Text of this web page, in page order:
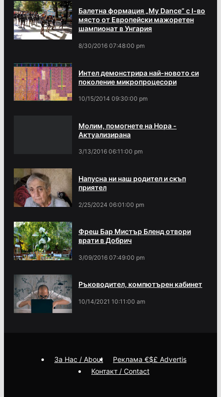
Балетна формация „My Dance” с І-во
място от Европейски мажоретен
шампионат в Унгария
8/30/2016 07:48:00 pm
Интел демонстрира най-новото си
поколение микропроцесори
10/15/2014 09:30:00 pm
Молим, помогнете на Нора -
Актуализирана
3/13/2016 06:11:00 pm
Напусна ни наш родител и скъп
приятел
2/25/2024 06:01:00 pm
Фреш Бар Мистър Бленд отвори
врати в Добрич
3/09/2016 07:49:00 pm
Ръководител, компютърен кабинет
10/14/2021 10:11:00 am
За Нас / About
Реклама €$£ Advertis
Контакт / Contact